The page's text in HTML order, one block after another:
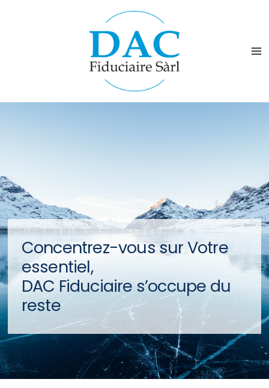
Concentrez-vous sur Votre
essentiel,
DAC Fiduciaire s’occupe du
reste